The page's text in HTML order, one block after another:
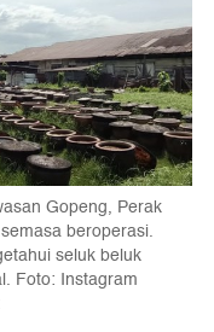
Gopeng, Perak
beroperasi.
seluk beluk
Foto: Instagram